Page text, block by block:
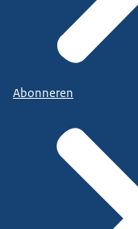
Abonneren